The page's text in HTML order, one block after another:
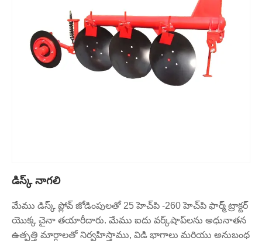
డిస్క్ నాగలి
మేము డిస్క్ ప్లోవ్ జోడింపులతో 25 హెచ్‌పి -260 హెచ్‌పి ఫార్మ్ ట్రాక్టర్
యొక్క చైనా తయారీదారు. మేము ఐదు వర్క్‌షాప్‌లను అధునాతన
ఉత్పత్తి మార్గాలతో నిర్వహిస్తాము, విడి భాగాలు మరియు అనుబంధ